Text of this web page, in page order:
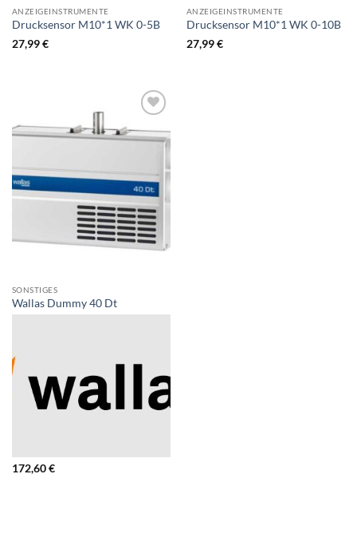
ANZEIGEINSTRUMENTE
Drucksensor M10*1 WK 0-5B
27,99€
ANZEIGEINSTRUMENTE
Drucksensor M10*1 WK 0-10B
27,99€
SONSTIGES
Wallas Dummy 40 Dt
172,60€